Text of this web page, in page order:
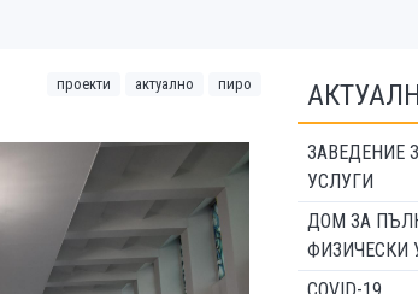
проекти актуално пиро
ЗАВЕДЕНИЕ
УСЛУГИ
ДОМ ЗА
ФИЗИЧЕСКИ